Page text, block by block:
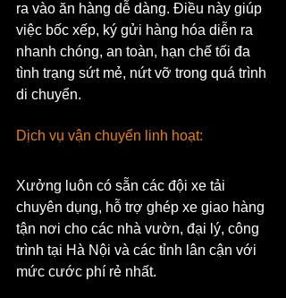
ra vào ăn hàng dễ dàng. Điều này giúp
việc bốc xếp, ký gửi hàng hóa diễn ra
nhanh chóng, an toàn, hạn chế tối đa
tình trạng sứt mẻ, nứt vỡ trong quá trình
di chuyển.
Dịch vụ vận chuyển linh hoạt:
Xưởng luôn có sẵn các đội xe tải
chuyên dụng, hỗ trợ ghép xe giao hàng
tận nơi cho các nhà vườn, đại lý, công
trình tại Hà Nội và các tỉnh lân cận với
mức cước phí rẻ nhất.